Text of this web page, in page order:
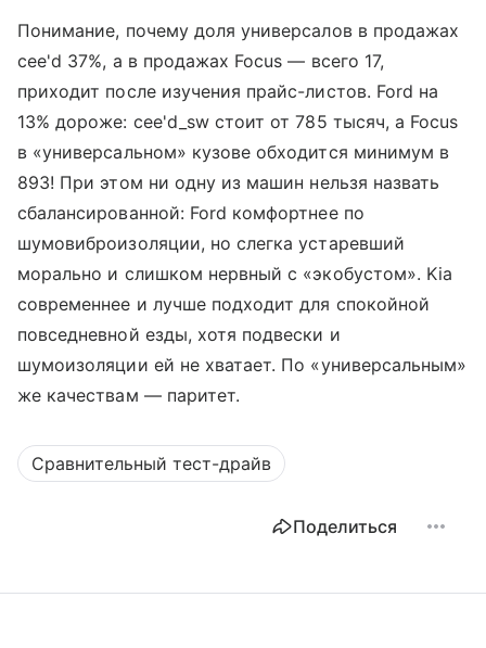
Понимание, почему доля универсалов в продажах
cee'd 37%, а в продажах Focus — всего 17,
приходит после изучения прайс-листов. Ford на
13% дороже: cee'd_sw стоит от 785 тысяч, а Focus
в «универсальном» кузове обходится минимум в
893! При этом ни одну из машин нельзя назвать
сбалансированной: Ford комфортнее по
шумовиброизоляции, но слегка устаревший
морально и слишком нервный с «экобустом». Kia
современнее и лучше подходит для спокойной
повседневной езды, хотя подвески и
шумоизоляции ей не хватает. По «универсальным»
же качествам — паритет.
Сравнительный тест-драйв
Поделиться